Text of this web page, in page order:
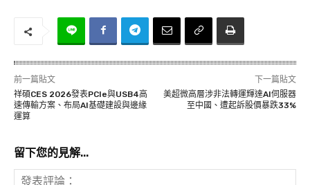
前一篇貼文
祥碩CES 2026發表PCIe與USB4高
速傳輸方案、布局AI基礎建設與邊緣
運算
下一篇貼文
美超微高層涉非法轉運輝達AI伺服器
至中國、遭起訴股價暴跌33%
留下您的見解...